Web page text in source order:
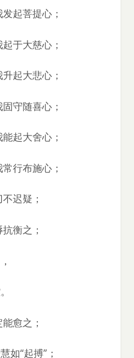
起菩提心；
于大慈心；
起大悲心；
守随喜心；
起大舍心；
行布施心；
迟疑；
衡之；
愈之；
如“起搏”；